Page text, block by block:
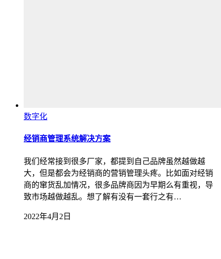
数字化
经销商管理系统解决方案
我们经常接到很多厂家，都提到自己品牌虽然越做越
大，但是都会为经销商的营销管理头疼。比如面对经销
商的窜货乱加情况，很多品牌商因为早期么有重视，导
致市场越做越乱。想了解有没有一套行之有…
2022年4月2日